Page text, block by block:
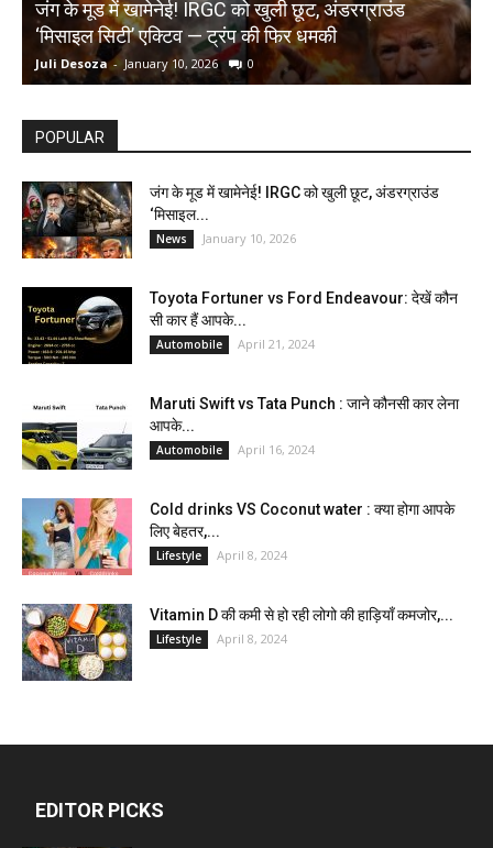
जंग के मूड में खामेनेई! IRGC को खुली छूट, अंडरग्राउंड
‘मिसाइल सिटी’ एक्टिव — ट्रंप की फिर धमकी
Juli Desoza - January 10, 2026 0
POPULAR
जंग के मूड में खामेनेई! IRGC को खुली छूट, अंडरग्राउंड
‘मिसाइल...
News January 10, 2026
Toyota Fortuner vs Ford Endeavour: देखें कौन
सी कार हैं आपके...
Automobile April 21, 2024
Maruti Swift vs Tata Punch : जाने कौनसी कार लेना
आपके...
Automobile April 16, 2024
Cold drinks VS Coconut water : क्या होगा आपके
लिए बेहतर,...
Lifestyle April 8, 2024
Vitamin D की कमी से हो रही लोगो की हाड़ियाँ कमजोर,...
Lifestyle April 8, 2024
EDITOR PICKS